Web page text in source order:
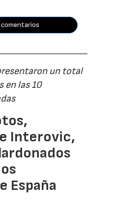
un total
en las 10
Interovic,
España